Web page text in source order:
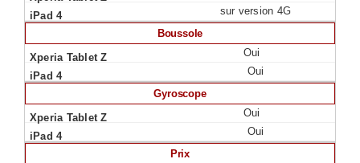
sur version 4G
Boussole
Oui
Oui
Gyroscope
Oui
Oui
Prix